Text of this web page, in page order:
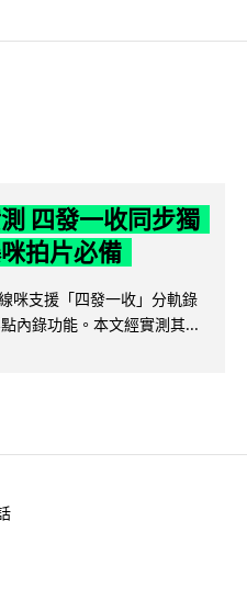
四發一收同步獨
拍片必備
咪支援「四發一收」分軌錄
內錄功能。本文經實測其...